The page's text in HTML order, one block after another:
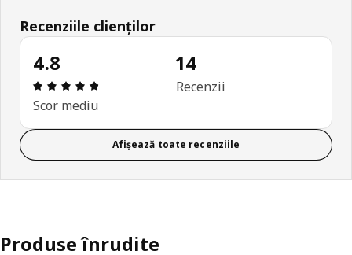
Recenziile clienților
4.8
Prezentare generală: 4.8 din 5 stele Total
Scor mediu
14
Recenzii
Afișează toate recenziile
Produse înrudite